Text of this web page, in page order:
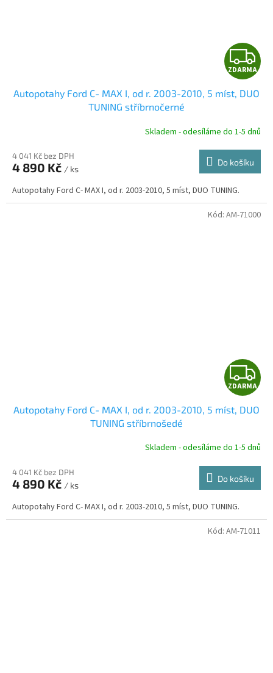
Z
D
R
ZDARMA
Autopotahy Ford C- MAX I, od r. 2003-2010, 5 míst, DUO
TUNING stříbrnočerné
Skladem - odesíláme do 1-5 dnů
4 041 Kč bez DPH
4 890 Kč / ks
Do košíku
Autopotahy Ford C- MAX I, od r. 2003-2010, 5 míst, DUO TUNING.
Z
D
R
ZDARMA
Autopotahy Ford C- MAX I, od r. 2003-2010, 5 míst, DUO
TUNING stříbrnošedé
Skladem - odesíláme do 1-5 dnů
4 041 Kč bez DPH
4 890 Kč / ks
Do košíku
Autopotahy Ford C- MAX I, od r. 2003-2010, 5 míst, DUO TUNING.
Kód: AM-71000
Kód: AM-71011